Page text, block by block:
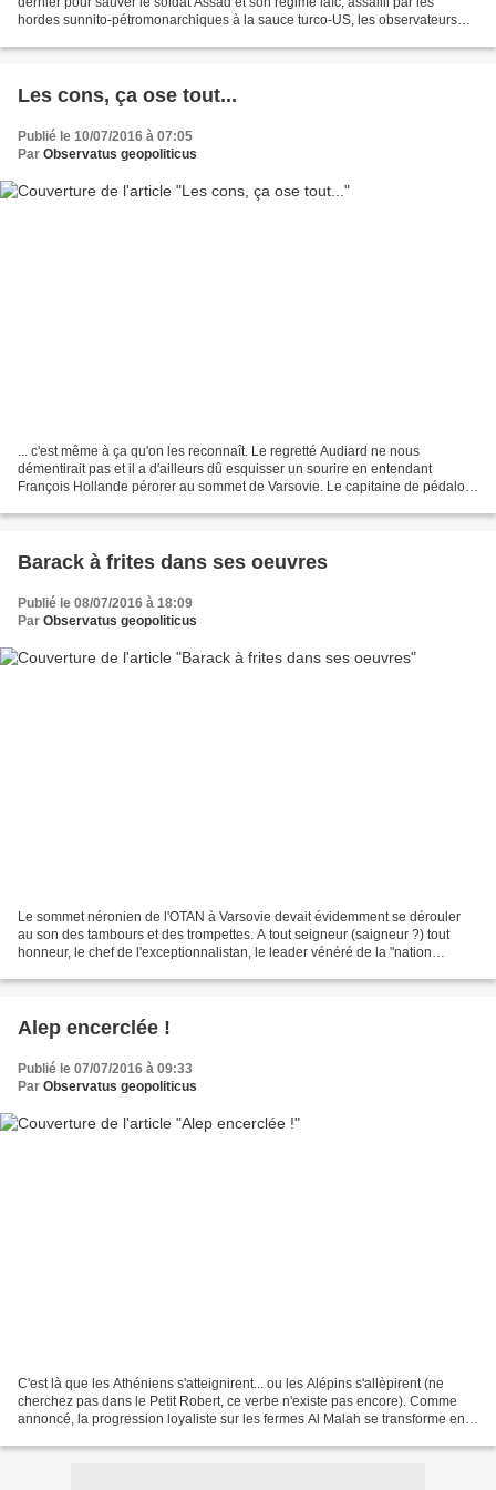
hordes sunnito-pétromonarchiques à la sauce turco-US, les observateurs
Les cons, ça ose tout...
Publié le 10/07/2016 à 07:05
Par Observatus geopoliticus
... c'est même à ça qu'on les reconnaît. Le regretté Audiard ne nous
démentirait pas et il a d'ailleurs dû esquisser un sourire en entendant
François Hollande pérorer au sommet de Varsovie. Le capitaine de pédalo a
Barack à frites dans ses oeuvres
Publié le 08/07/2016 à 18:09
Par Observatus geopoliticus
Le sommet néronien de l'OTAN à Varsovie devait évidemment se dérouler
au son des tambours et des trompettes. A tout seigneur (saigneur ?) tout
honneur, le chef de l'exceptionnalistan, le leader vénéré de la "nation
Alep encerclée !
Publié le 07/07/2016 à 09:33
Par Observatus geopoliticus
C'est là que les Athéniens s'atteignirent... ou les Alépins s'allèpirent (ne
cherchez pas dans le Petit Robert, ce verbe n'existe pas encore). Comme
annoncé, la progression loyaliste sur les fermes Al Malah se transforme en